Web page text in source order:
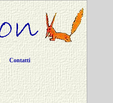
Contatti